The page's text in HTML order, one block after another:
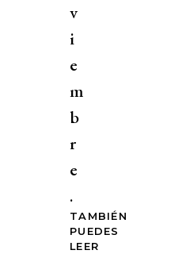
v
i
e
m
b
r
e
.
TAMBIÉN
PUEDES
LEER